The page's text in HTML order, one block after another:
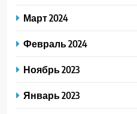
Март 2024
Февраль 2024
Ноябрь 2023
Январь 2023